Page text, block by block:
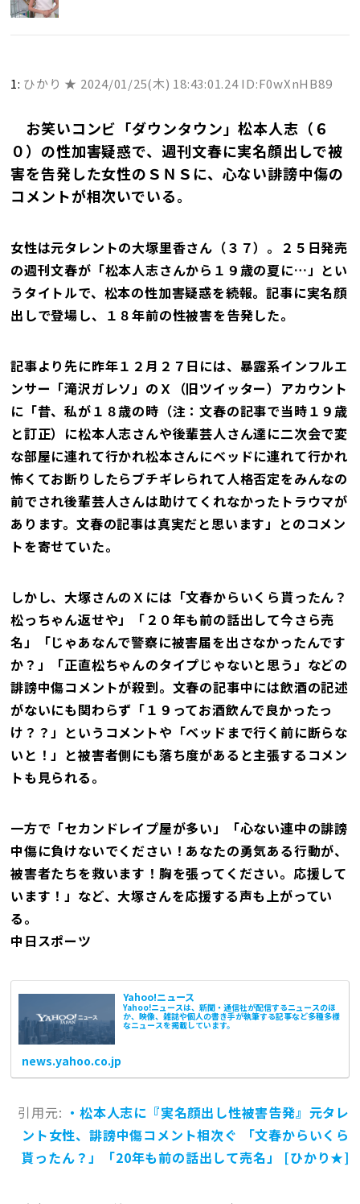
1: ひかり ★ 2024/01/25(木) 18:43:01.24 ID:F0wXnHB89
お笑いコンビ「ダウンタウン」松本人志（６
０）の性加害疑惑で、週刊文春に実名顔出しで被
害を告発した女性のＳＮＳに、心ない誹謗中傷の
コメントが相次いでいる。
女性は元タレントの大塚里香さん（３７）。２５日発売
の週刊文春が「松本人志さんから１９歳の夏に…」とい
うタイトルで、松本の性加害疑惑を続報。記事に実名顔
出しで登場し、１８年前の性被害を告発した。
記事より先に昨年１２月２７日には、暴露系インフルエ
ンサー「滝沢ガレソ」のＸ（旧ツイッター）アカウント
に「昔、私が１８歳の時（注：文春の記事で当時１９歳
と訂正）に松本人志さんや後輩芸人さん達に二次会で変
な部屋に連れて行かれ松本さんにベッドに連れて行かれ
怖くてお断りしたらブチギレられて人格否定をみんなの
前でされ後輩芸人さんは助けてくれなかったトラウマが
あります。文春の記事は真実だと思います」とのコメン
トを寄せていた。
しかし、大塚さんのＸには「文春からいくら貰ったん？
松っちゃん返せや」「２０年も前の話出して今さら売
名」「じゃあなんで警察に被害届を出さなかったんです
か？」「正直松ちゃんのタイプじゃないと思う」などの
誹謗中傷コメントが殺到。文春の記事中には飲酒の記述
がないにも関わらず「１９ってお酒飲んで良かったっ
け？？」というコメントや「ベッドまで行く前に断らな
いと！」と被害者側にも落ち度があると主張するコメン
トも見られる。
一方で「セカンドレイプ屋が多い」「心ない連中の誹謗
中傷に負けないでください！あなたの勇気ある行動が、
被害者たちを救います！胸を張ってください。応援して
います！」など、大塚さんを応援する声も上がってい
る。
中日スポーツ
Yahoo!ニュース
Yahoo!ニュースは、新聞・通信社が配信するニュースのほ
か、映像、雑誌や個人の書き手が執筆する記事など多種多様
なニュースを掲載しています。
news.yahoo.co.jp
引用元: ・松本人志に『実名顔出し性被害告発』元タレ
ント女性、誹謗中傷コメント相次ぐ 「文春からいくら
貰ったん？」「20年も前の話出して売名」 [ひかり★]